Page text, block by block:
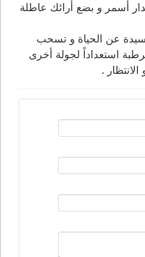
أسمر و بضع أرائك عاطلة
عن الحياة و تسحب
استعداداً لجولة أخرى
.